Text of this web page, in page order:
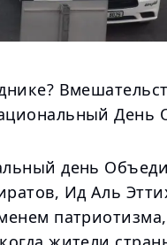
День
день
Ид Аль